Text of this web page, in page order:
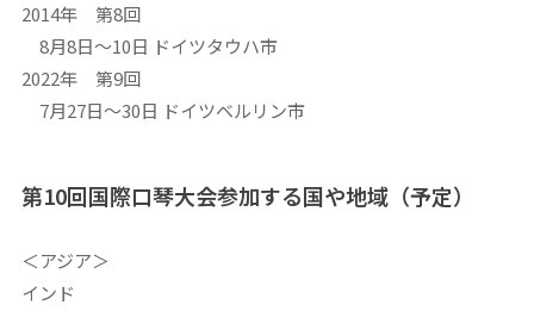
2014年 第8回
8月8日～10日 ドイツタウハ市
2022年 第9回
7月27日～30日 ドイツベルリン市
第10回国際口琴大会参加する国や地域（予定）
＜アジア＞
インド